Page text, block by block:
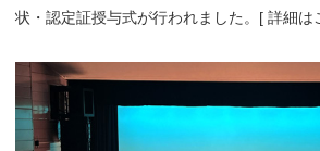
状・認定証授与式が行われました。[ 詳細は